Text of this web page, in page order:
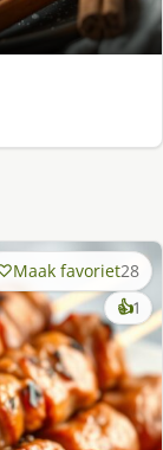
Maak favoriet28
👍1